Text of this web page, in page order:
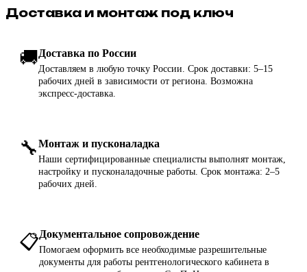
Доставка и монтаж под ключ
🚚Доставка по России
Доставляем в любую точку России. Срок доставки: 5–15
рабочих дней в зависимости от региона. Возможна
экспресс-доставка.
🔧Монтаж и пусконаладка
Наши сертифицированные специалисты выполнят монтаж,
настройку и пусконаладочные работы. Срок монтажа: 2–5
рабочих дней.
📋Документальное сопровождение
Помогаем оформить все необходимые разрешительные
документы для работы рентгенологического кабинета в